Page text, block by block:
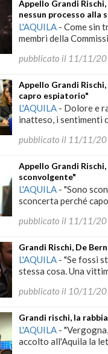
Appello Grandi
nessun processo alla
L'AQUILA - Come sin
membri della
pubblicato il 11/11/
Appello Grandi
capro espiatorio"
L'AQUILA - Dolore e
inatteso, i sentimenti
pubblicato il 11/11/
Appello Grandi
sconvolgente"
L'AQUILA - "Sono
sconcerta perché
pubblicato il 11/11/
Grandi Rischi, De
L'AQUILA - "Se fossi
stessa cosa. Una
pubblicato il 10/11/
Grandi rischi, la
L'AQUILA -
accolto all'Aquila la